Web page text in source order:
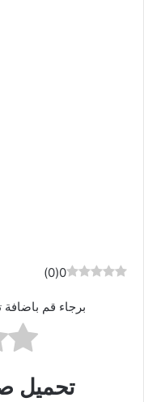
0
(
0
)
برجاء قم باضافة
تحميل